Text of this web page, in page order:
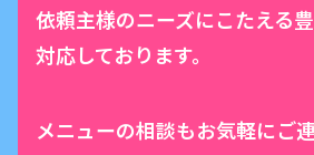
依頼主様のニーズにこたえる
対応しております。
メニューの相談もお気軽にご